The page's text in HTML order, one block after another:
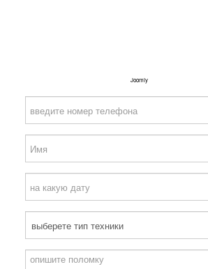
Joomly